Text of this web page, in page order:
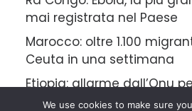
mai registrata nel Paese
Marocco: oltre 1.100
Ceuta in una settimana
Etiopia: allarme dall’Onu
alimentare
We use cookies to make sure